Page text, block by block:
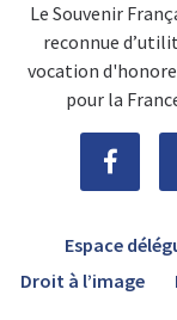
Le Souvenir
reconnue
vocation
pour la
Espace
Droit à l’image